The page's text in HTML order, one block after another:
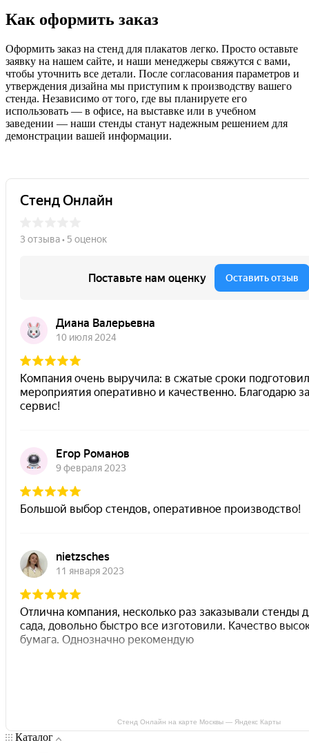
Как оформить заказ
Оформить заказ на стенд для плакатов легко. Просто оставьте
заявку на нашем сайте, и наши менеджеры свяжутся с вами,
чтобы уточнить все детали. После согласования параметров и
утверждения дизайна мы приступим к производству вашего
стенда. Независимо от того, где вы планируете его
использовать — в офисе, на выставке или в учебном
заведении — наши стенды станут надежным решением для
демонстрации вашей информации.
Стенд Онлайн на карте Москвы — Яндекс Карты
Каталог